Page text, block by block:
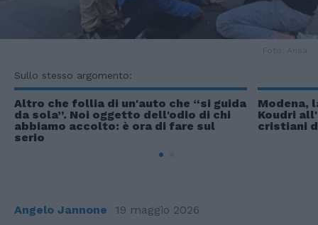
Sullo stesso argomento:
Altro che follia di un'auto che “si guida
da sola”. Noi oggetto dell'odio di chi
abbiamo accolto: è ora di fare sul
serio
Modena,
Koudri
cristiani
Angelo Jannone 19 maggio 2026